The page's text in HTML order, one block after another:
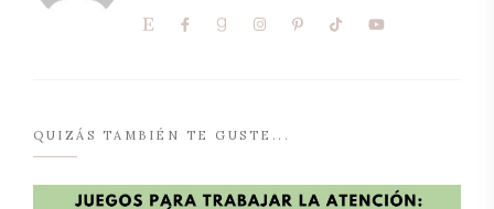
QUIZÁS TAMBIÉN TE GUSTE...